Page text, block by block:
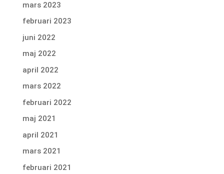
mars 2023
februari 2023
juni 2022
maj 2022
april 2022
mars 2022
februari 2022
maj 2021
april 2021
mars 2021
februari 2021